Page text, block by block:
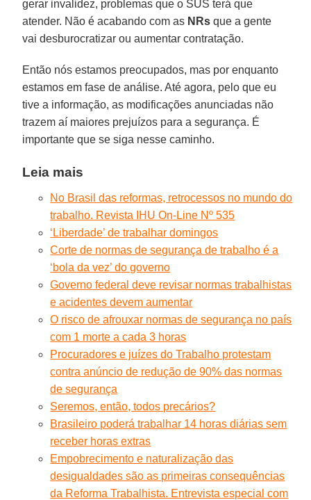
gerar invalidez, problemas que o SUS terá que
atender. Não é acabando com as NRs que a gente
vai desburocratizar ou aumentar contratação.
Então nós estamos preocupados, mas por enquanto
estamos em fase de análise. Até agora, pelo que eu
tive a informação, as modificações anunciadas não
trazem aí maiores prejuízos para a segurança. É
importante que se siga nesse caminho.
Leia mais
No Brasil das reformas, retrocessos no mundo do
trabalho. Revista IHU On-Line Nº 535
‘Liberdade’ de trabalhar domingos
Corte de normas de segurança de trabalho é a
‘bola da vez’ do governo
Governo federal deve revisar normas trabalhistas
e acidentes devem aumentar
O risco de afrouxar normas de segurança no país
com 1 morte a cada 3 horas
Procuradores e juízes do Trabalho protestam
contra anúncio de redução de 90% das normas
de segurança
Seremos, então, todos precários?
Brasileiro poderá trabalhar 14 horas diárias sem
receber horas extras
Empobrecimento e naturalização das
desigualdades são as primeiras consequências
da Reforma Trabalhista. Entrevista especial com